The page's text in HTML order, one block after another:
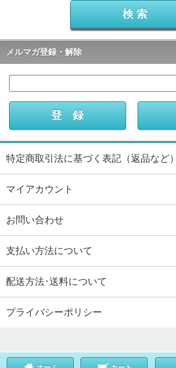
メルマガ登録・解除
特定商取引法に基づく表記（返品など）
マイアカウント
お問い合わせ
支払い方法について
配送方法･送料について
プライバシーポリシー